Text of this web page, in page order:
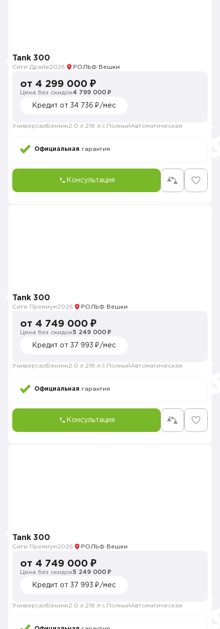
Tank 300
Сити Драйв2026 РОЛЬФ Вешки
от 4 299 000 ₽
Цена без скидок4 799 000 ₽
Кредит от 34 736 ₽/мес
Универсал Бензин2.0 л. 218 л.с. ПолныйАвтоматическая
Официальная гарантия
Консультация
Tank 300
Сити Премиум2026 РОЛЬФ Вешки
от 4 749 000 ₽
Цена без скидок5 249 000 ₽
Кредит от 37 993 ₽/мес
Универсал Бензин2.0 л. 218 л.с. ПолныйАвтоматическая
Официальная гарантия
Консультация
Tank 300
Сити Премиум2026 РОЛЬФ Вешки
от 4 749 000 ₽
Цена без скидок5 249 000 ₽
Кредит от 37 993 ₽/мес
Универсал Бензин2.0 л. 218 л.с. ПолныйАвтоматическая